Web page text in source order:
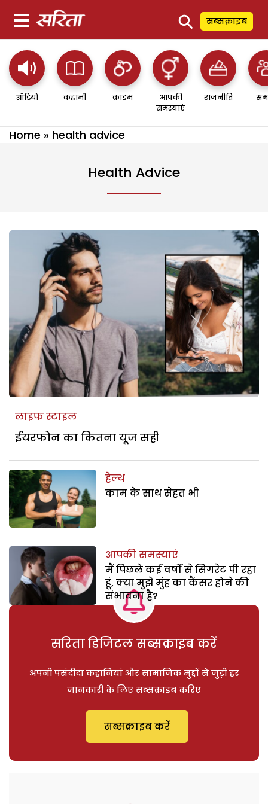
⚲ सब्सक्राइब
ऑडियो कहानी क्राइम
आपकी
समस्याएं
राजनीति
Home » health advice
Health Advice
लाइफ स्टाइल
ईयरफोन का कितना यूज सही
हेल्थ
काम के साथ सेहत भी
आपकी समस्याएं
मैं पिछले कई वर्षों से सिगरेट पी रहा
हूं, क्या मुझे मुंह का कैंसर होने की
संभावना है?
सरिता डिजिटल सब्सक्राइब करें
अपनी पसंदीदा कहानियां और सामाजिक मुद्दों से जुड़ी हर
जानकारी के लिए सब्सक्राइब करिए
सब्सक्राइब करें